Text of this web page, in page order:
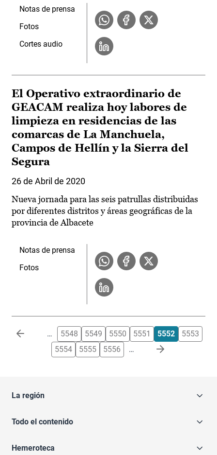
Notas de prensa
Fotos
Cortes audio
El Operativo extraordinario de
GEACAM realiza hoy labores de
limpieza en residencias de las
comarcas de La Manchuela,
Campos de Hellín y la Sierra del
Segura
26 de Abril de 2020
Nueva jornada para las seis patrullas distribuidas
por diferentes distritos y áreas geográficas de la
provincia de Albacete
Notas de prensa
Fotos
Paginación … 5548 5549 5550 5551 5552
5553
5554
5555 5556 …
La región
Todo el contenido
Hemeroteca